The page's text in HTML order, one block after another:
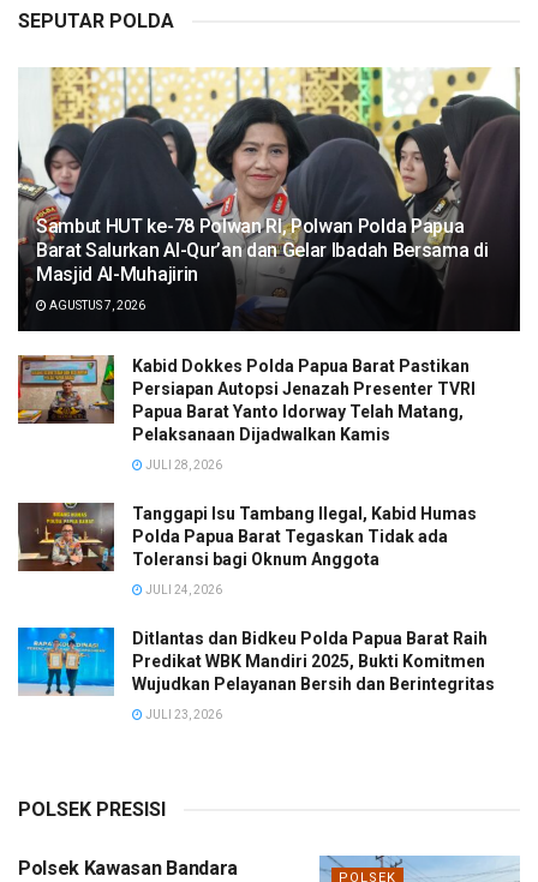
SEPUTAR POLDA
Sambut HUT ke-78 Polwan RI, Polwan Polda Papua
Barat Salurkan Al-Qur’an dan Gelar Ibadah Bersama di
Masjid Al-Muhajirin
AGUSTUS 7, 2026
Kabid Dokkes Polda Papua Barat Pastikan
Persiapan Autopsi Jenazah Presenter TVRI
Papua Barat Yanto Idorway Telah Matang,
Pelaksanaan Dijadwalkan Kamis
JULI 28, 2026
Tanggapi Isu Tambang Ilegal, Kabid Humas
Polda Papua Barat Tegaskan Tidak ada
Toleransi bagi Oknum Anggota
JULI 24, 2026
Ditlantas dan Bidkeu Polda Papua Barat Raih
Predikat WBK Mandiri 2025, Bukti Komitmen
Wujudkan Pelayanan Bersih dan Berintegritas
JULI 23, 2026
POLSEK PRESISI
POLSEK
Polsek Kawasan Bandara